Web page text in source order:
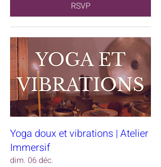
RSVP
Yoga doux et vibrations | Atelier
Immersif
dim. 06 déc.